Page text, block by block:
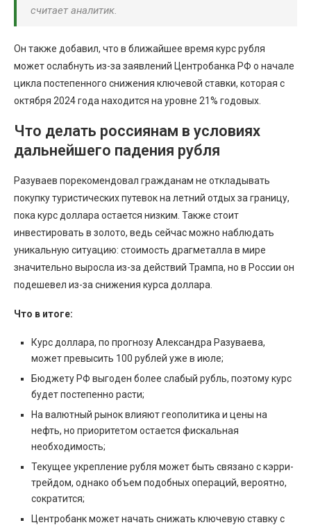
считает аналитик.
Он также добавил, что в ближайшее время курс рубля
может ослабнуть из-за заявлений Центробанка РФ о начале
цикла постепенного снижения ключевой ставки, которая с
октября 2024 года находится на уровне 21% годовых.
Что делать россиянам в условиях
дальнейшего падения рубля
Разуваев порекомендовал гражданам не откладывать
покупку туристических путевок на летний отдых за границу,
пока курс доллара остается низким. Также стоит
инвестировать в золото, ведь сейчас можно наблюдать
уникальную ситуацию: стоимость драгметалла в мире
значительно выросла из-за действий Трампа, но в России он
подешевел из-за снижения курса доллара.
Что в итоге:
Курс доллара, по прогнозу Александра Разуваева,
может превысить 100 рублей уже в июле;
Бюджету РФ выгоден более слабый рубль, поэтому курс
будет постепенно расти;
На валютный рынок влияют геополитика и цены на
нефть, но приоритетом остается фискальная
необходимость;
Текущее укрепление рубля может быть связано с кэрри-
трейдом, однако объем подобных операций, вероятно,
сократится;
Центробанк может начать снижать ключевую ставку с